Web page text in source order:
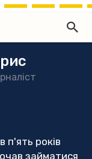
п'ять років
займатися